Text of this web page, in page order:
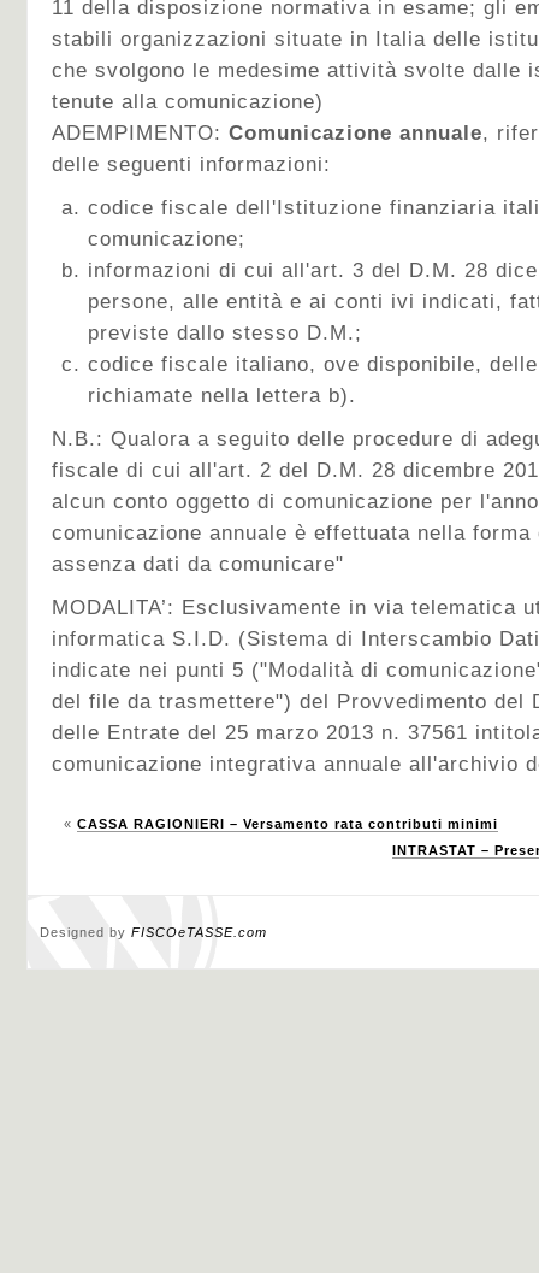
11 della disposizione normativa in esame; gli
stabili organizzazioni situate in Italia delle
che svolgono le medesime attività svolte dalle
tenute alla comunicazione)
ADEMPIMENTO: Comunicazione annuale,
delle seguenti informazioni:
codice fiscale dell'Istituzione finanziaria
comunicazione;
informazioni di cui all'art. 3 del D.M. 28
persone, alle entità e ai conti ivi indicati,
previste dallo stesso D.M.;
codice fiscale italiano, ove disponibile,
richiamate nella lettera b).
N.B.: Qualora a seguito delle procedure di
fiscale di cui all'art. 2 del D.M. 28 dicembre
alcun conto oggetto di comunicazione per
comunicazione annuale è effettuata nella
assenza dati da comunicare"
MODALITA’: Esclusivamente in via telematica
informatica S.I.D. (Sistema di Interscambio
indicate nei punti 5 ("Modalità di
del file da trasmettere") del Provvedimento del
delle Entrate del 25 marzo 2013 n. 37561
comunicazione integrativa annuale all'archivio
« CASSA RAGIONIERI – Versamento rata contributi minimi
INTRASTAT –
Designed by FISCOeTASSE.com